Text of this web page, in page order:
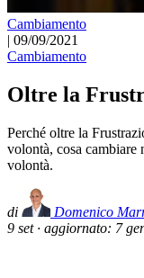
Cambiamento
| 09/09/2021
Cambiamento
Oltre la
Perché oltre la
volontà, cosa cambiare
volontà.
di Domenico
9 set · aggiornato: 7